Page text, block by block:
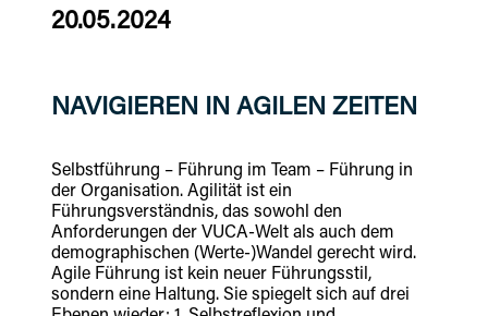
20.05.2024
NAVIGIEREN IN AGILEN ZEITEN
Selbstführung – Führung im Team – Führung in
der Organisation. Agilität ist ein
Führungsverständnis, das sowohl den
Anforderungen der VUCA-Welt als auch dem
demographischen (Werte-)Wandel gerecht wird.
Agile Führung ist kein neuer Führungsstil,
sondern eine Haltung. Sie spiegelt sich auf drei